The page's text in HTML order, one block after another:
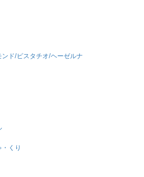
ド/ピスタチオ/ヘーゼルナ
くり